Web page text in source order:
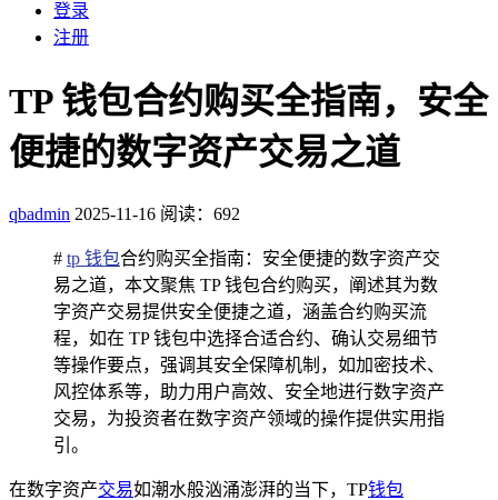
登录
注册
TP 钱包合约购买全指南，安全
便捷的数字资产交易之道
qbadmin 2025-11-16 阅读：692
# tp 钱包合约购买全指南：安全便捷的数字资产交
易之道，本文聚焦 TP 钱包合约购买，阐述其为数
字资产交易提供安全便捷之道，涵盖合约购买流
程，如在 TP 钱包中选择合适合约、确认交易细节
等操作要点，强调其安全保障机制，如加密技术、
风控体系等，助力用户高效、安全地进行数字资产
交易，为投资者在数字资产领域的操作提供实用指
引。
在数字资产交易如潮水般汹涌澎湃的当下，TP钱包